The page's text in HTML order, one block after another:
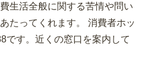
生活全般に関する苦情や問い
たってくれます。 消費者ホッ
です。近くの窓口を案内して